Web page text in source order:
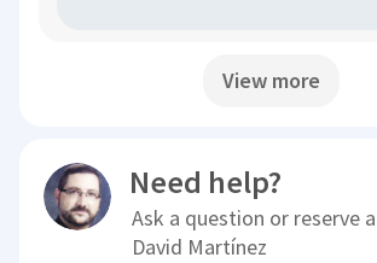
View more
Need help?
Ask a question or reserve
David Martínez